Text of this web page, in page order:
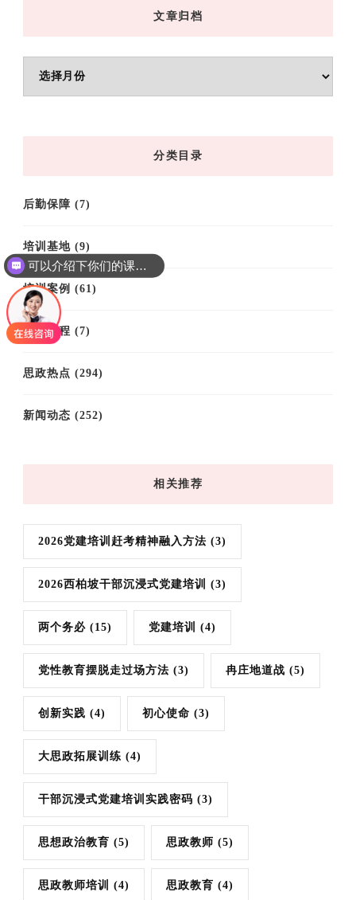
文章归档
章
分类目录
后勤保障 (7)
培训基地 (9)
培训案例 (61)
培训课程 (7)
思政热点 (294)
新闻动态 (252)
相关推荐
2026党建培训赶考精神融入方法 (3)
2026西柏坡干部沉浸式党建培训 (3)
两个务必 (15) 党建培训 (4)
党性教育摆脱走过场方法 (3) 冉庄地道战 (5)
创新实践 (4) 初心使命 (3)
大思政拓展训练 (4)
干部沉浸式党建培训实践密码 (3)
思想政治教育 (5) 思政教师 (5)
思政教师培训 (4) 思政教育 (4)
可以介绍下你们的课程吗？